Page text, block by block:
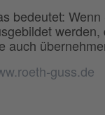
bedeutet:
auch
guss.de